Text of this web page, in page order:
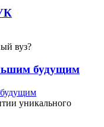
вуз?
будущим
уникального